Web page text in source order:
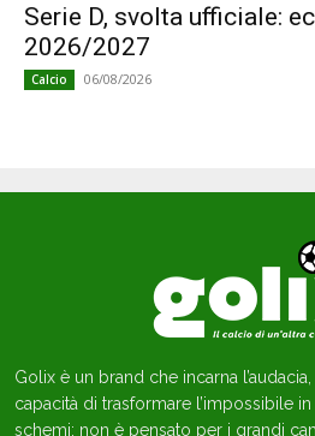
Serie D, svolta ufficiale:
2026/2027
Calcio 06/08/2026
Golix è un brand che incarna
capacità di trasformare l’impossibile
schemi: non è pensato per i grandi